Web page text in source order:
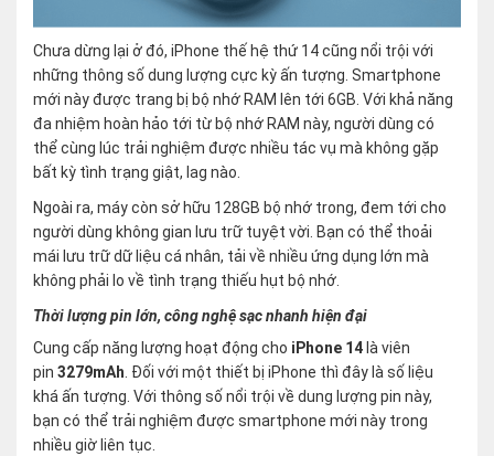
Chưa dừng lại ở đó, iPhone thế hệ thứ 14 cũng nổi trội với
những thông số dung lượng cực kỳ ấn tượng. Smartphone
mới này được trang bị bộ nhớ RAM lên tới 6GB. Với khả năng
đa nhiệm hoàn hảo tới từ bộ nhớ RAM này, người dùng có
thể cùng lúc trải nghiệm được nhiều tác vụ mà không gặp
bất kỳ tình trạng giật, lag nào.
Ngoài ra, máy còn sở hữu 128GB bộ nhớ trong, đem tới cho
người dùng không gian lưu trữ tuyệt vời. Bạn có thể thoải
mái lưu trữ dữ liệu cá nhân, tải về nhiều ứng dụng lớn mà
không phải lo về tình trạng thiếu hụt bộ nhớ.
Thời lượng pin lớn, công nghệ sạc nhanh hiện đại
Cung cấp năng lượng hoạt động cho iPhone 14 là viên
pin 3279mAh . Đối với một thiết bị iPhone thì đây là số liệu
khá ấn tượng. Với thông số nổi trội về dung lượng pin này,
bạn có thể trải nghiệm được smartphone mới này trong
nhiều giờ liên tục.